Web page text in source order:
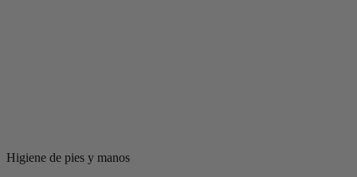
Higiene de pies y manos